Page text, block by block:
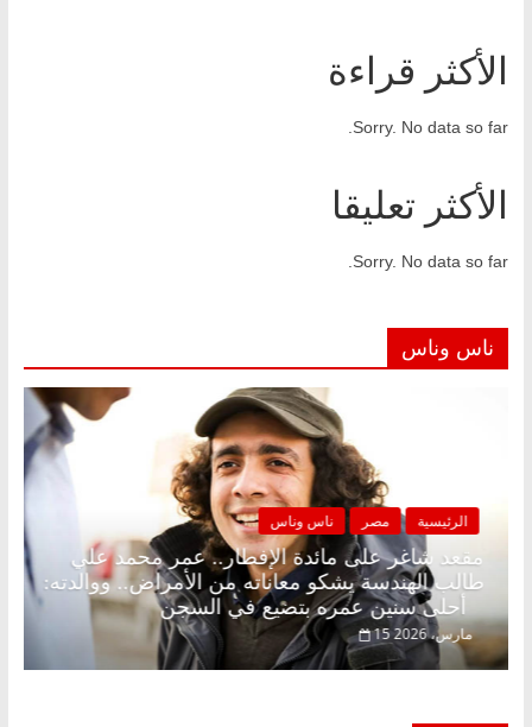
الأكثر قراءة
Sorry. No data so far.
الأكثر تعليقا
Sorry. No data so far.
ناس وناس
الرئيسية مصر ناس وناس
مقعد شاغر على مائدة الإفطار.. عمر محمد علي
طالب الهندسة يشكو معاناته من الأمراض.. ووالدته:
أحلى سنين عمره بتضيع في السجن
15 مارس، 2026